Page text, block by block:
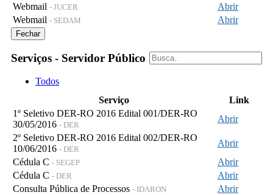
Webmail - JUCER
Abrir
Webmail - SEDAM Abrir
Fechar
Serviços - Servidor Público
Todos
Serviço
Link
1º Seletivo DER-RO 2016 Edital 001/DER-RO
30/05/2016 - DER
Abrir
2º Seletivo DER-RO 2016 Edital 002/DER-RO
10/06/2016 - DER
Abrir
Cédula C - SEGEP
Abrir
Cédula C - DER
Abrir
Consulta Pública de Processos - IDARON
Abrir